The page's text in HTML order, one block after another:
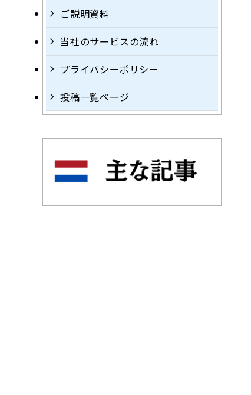
ご説明資料
当社のサービスの流れ
プライバシーポリシー
投稿一覧ページ